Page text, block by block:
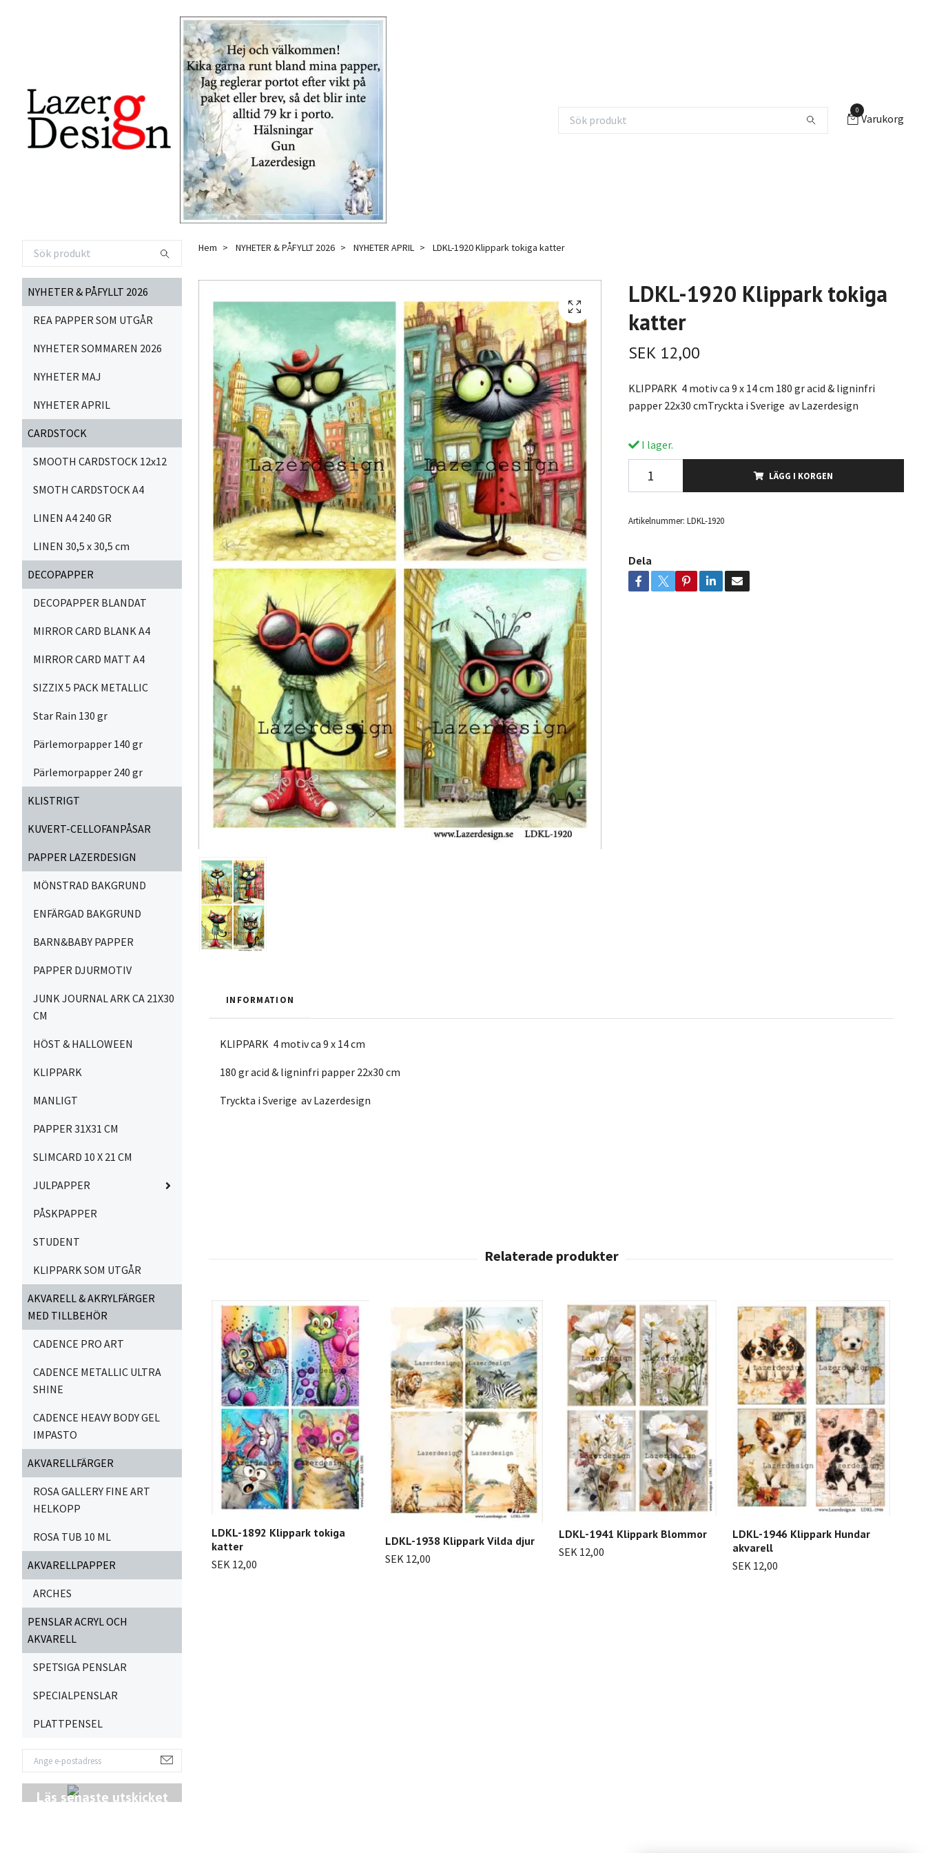
0
Varukorg
NYHETER & PÅFYLLT 2026
REA PAPPER SOM UTGÅR
NYHETER SOMMAREN 2026
NYHETER MAJ
NYHETER APRIL
CARDSTOCK
SMOOTH CARDSTOCK 12x12
SMOTH CARDSTOCK A4
LINEN A4 240 GR
LINEN 30,5 x 30,5 cm
DECOPAPPER
DECOPAPPER BLANDAT
MIRROR CARD BLANK A4
MIRROR CARD MATT A4
SIZZIX 5 PACK METALLIC
Star Rain 130 gr
Pärlemorpapper 140 gr
Pärlemorpapper 240 gr
KLISTRIGT
KUVERT-CELLOFANPÅSAR
PAPPER LAZERDESIGN
MÖNSTRAD BAKGRUND
ENFÄRGAD BAKGRUND
BARN&BABY PAPPER
PAPPER DJURMOTIV
JUNK JOURNAL ARK CA 21X30
CM
HÖST & HALLOWEEN
KLIPPARK
MANLIGT
PAPPER 31X31 CM
SLIMCARD 10 X 21 CM
JULPAPPER
PÅSKPAPPER
STUDENT
KLIPPARK SOM UTGÅR
AKVARELL & AKRYLFÄRGER
MED TILLBEHÖR
CADENCE PRO ART
CADENCE METALLIC ULTRA
SHINE
CADENCE HEAVY BODY GEL
IMPASTO
AKVARELLFÄRGER
ROSA GALLERY FINE ART
HELKOPP
ROSA TUB 10 ML
AKVARELLPAPPER
ARCHES
PENSLAR ACRYL OCH
AKVARELL
SPETSIGA PENSLAR
SPECIALPENSLAR
PLATTPENSEL
Läs senaste utskicket
Hem NYHETER & PÅFYLLT 2026 NYHETER APRIL LDKL-1920 Klippark tokiga katter
LDKL-1920 Klippark tokiga
katter
SEK 12,00
KLIPPARK 4 motiv ca 9 x 14 cm 180 gr acid & ligninfri
papper 22x30 cmTryckta i Sverige av Lazerdesign
I lager.
LÄGG I KORGEN
Artikelnummer: LDKL-1920
Dela
INFORMATION
KLIPPARK 4 motiv ca 9 x 14 cm
180 gr acid & ligninfri papper 22x30 cm
Tryckta i Sverige av Lazerdesign
LDKL-1892 Klippark tokiga
katter
SEK 12,00
LDKL-1938 Klippark Vilda djur
SEK 12,00
LDKL-1941 Klippark Blommor
SEK 12,00
LDKL-1946 Klippark Hundar
akvarell
SEK 12,00